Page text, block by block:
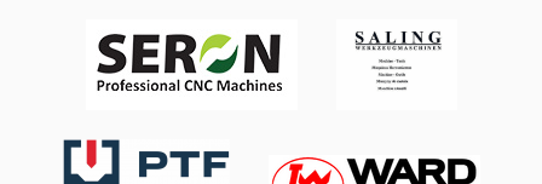
Profielen: - U-profielen (UPN): 220 - I-profielen (IPN/IPE): 220
Dksdoy Hl Rbepfx Ahfer - Overige: PB 120, PBL 160
Plaatmateriaal: - bijv. 120 × 28 mm of 120 × 22 mm
Uitsparingen/inkepingen: - bijv. 52 × 12 mm - Radius ca. R
= 36 mm Hoeksneden: - 2° en 5° instelbaar (bij bepaalde